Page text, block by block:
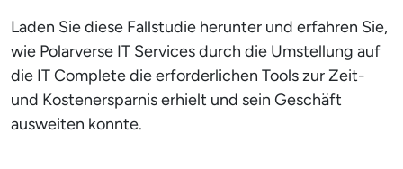
Laden Sie diese Fallstudie herunter und erfahren Sie,
wie Polarverse IT Services durch die Umstellung auf
die IT Complete die erforderlichen Tools zur Zeit-
und Kostenersparnis erhielt und sein Geschäft
ausweiten konnte.